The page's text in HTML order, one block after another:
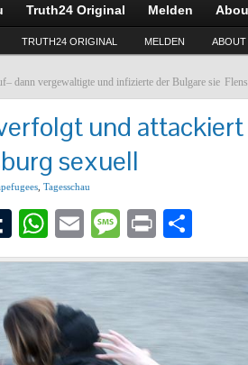
Truth24 Original Melden
TRUTH24 ORIGINAL MELDEN ABOUT
dann vergewaltigte und infizierte der Bulgare sie
und attackiert
sexuell
Tagesschau
Tumblr
WhatsApp
EmailMessage
Print